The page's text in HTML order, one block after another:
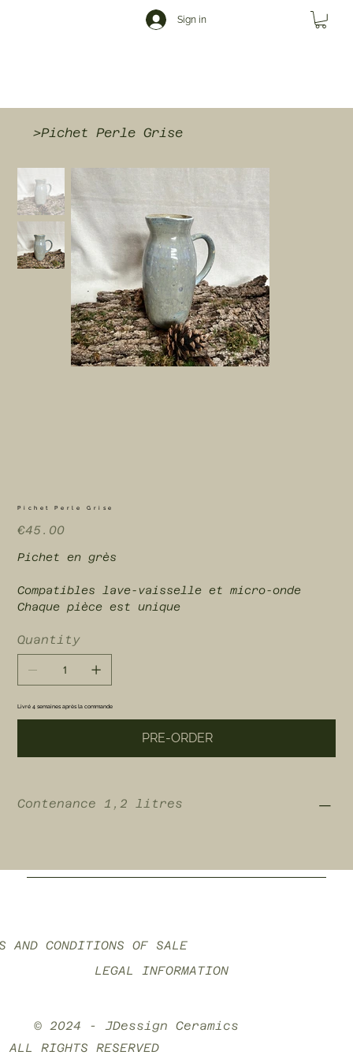
Sign in
>Pichet Perle Grise
Pichet Perle Grise
Price
€45.00
Pichet en grès
Compatibles lave-vaisselle et micro-onde
Chaque pièce est unique
Quantity
Livré 4 semaines après la commande
PRE-ORDER
Contenance 1,2 litres
AND CONDITIONS OF SALE
© 2024 - JDessign Ceramics
ALL RIGHTS RESERVED
LEGAL INFORMATION